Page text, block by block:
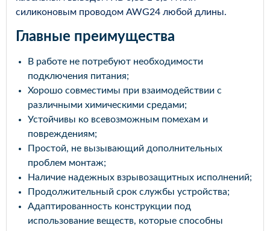
силиконовым проводом AWG24 любой длины.
Главные преимущества
В работе не потребуют необходимости
подключения питания;
Хорошо совместимы при взаимодействии с
различными химическими средами;
Устойчивы ко всевозможным помехам и
повреждениям;
Простой, не вызывающий дополнительных
проблем монтаж;
Наличие надежных взрывозащитных исполнений;
Продолжительный срок службы устройства;
Адаптированность конструкции под
использование веществ, которые способны